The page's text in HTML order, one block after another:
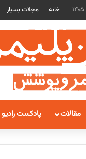
خانه مجلات بسپار
مقالات پادکست رادیو